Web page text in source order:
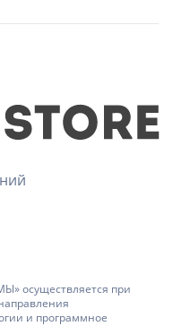
осуществляется при
и программное